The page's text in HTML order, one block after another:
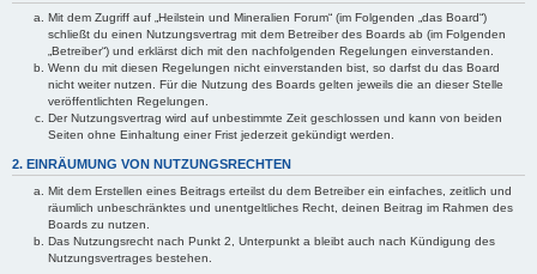
Mit dem Zugriff auf „Heilstein und Mineralien Forum“ (im Folgenden „das Board“)
schließt du einen Nutzungsvertrag mit dem Betreiber des Boards ab (im Folgenden
„Betreiber“) und erklärst dich mit den nachfolgenden Regelungen einverstanden.
Wenn du mit diesen Regelungen nicht einverstanden bist, so darfst du das Board
nicht weiter nutzen. Für die Nutzung des Boards gelten jeweils die an dieser Stelle
veröffentlichten Regelungen.
Der Nutzungsvertrag wird auf unbestimmte Zeit geschlossen und kann von beiden
Seiten ohne Einhaltung einer Frist jederzeit gekündigt werden.
2. EINRÄUMUNG VON NUTZUNGSRECHTEN
Mit dem Erstellen eines Beitrags erteilst du dem Betreiber ein einfaches, zeitlich und
räumlich unbeschränktes und unentgeltliches Recht, deinen Beitrag im Rahmen des
Boards zu nutzen.
Das Nutzungsrecht nach Punkt 2, Unterpunkt a bleibt auch nach Kündigung des
Nutzungsvertrages bestehen.